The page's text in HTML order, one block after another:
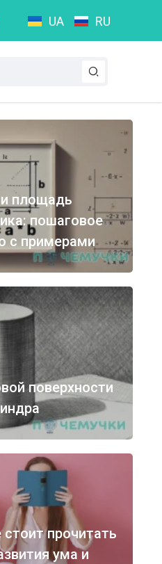
ошибка? Слова на
UA RU
площадь
пошаговое
с примерами
поверхности
прочитать
ума и